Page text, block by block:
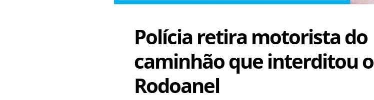
Polícia retira motorista do
caminhão que interditou o
Rodoanel